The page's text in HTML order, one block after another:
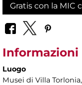
Gratis con la MIC
Informazioni
Luogo
Musei di Villa Torlonia